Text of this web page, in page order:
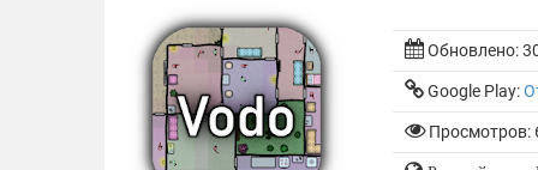
Обновлено:
Google Play:
Просмотров: